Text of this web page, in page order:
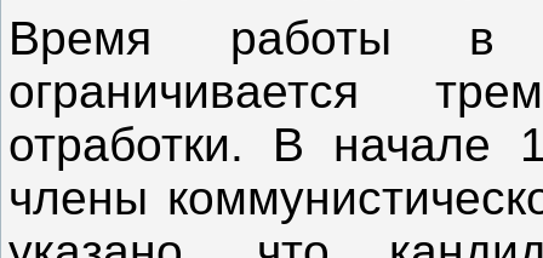
Время работы в
ограничивается
отработки. В начале
члены